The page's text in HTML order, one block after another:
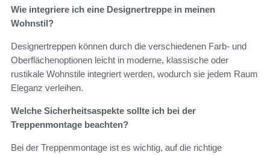
Wie integriere ich eine Designertreppe in meinen
Wohnstil?
Designertreppen können durch die verschiedenen Farb- und
Oberflächenoptionen leicht in moderne, klassische oder
rustikale Wohnstile integriert werden, wodurch sie jedem Raum
Eleganz verleihen.
Welche Sicherheitsaspekte sollte ich bei der
Treppenmontage beachten?
Bei der Treppenmontage ist es wichtig, auf die richtige